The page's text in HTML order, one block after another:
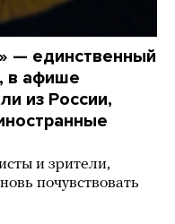
— единственный
в афише
из России,
и зрители,
почувствовать